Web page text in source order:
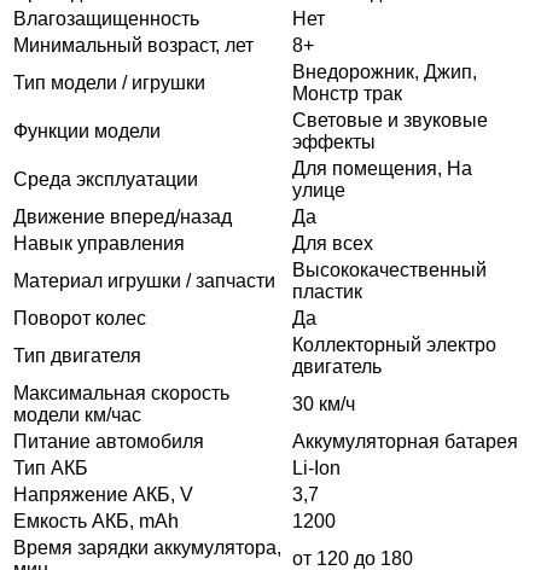
Влагозащищенность
Нет
Минимальный возраст, лет
8+
Тип модели / игрушки
Внедорожник, Джип,
Монстр трак
Функции модели
Световые и звуковые
эффекты
Среда эксплуатации
Для помещения, На
улице
Движение вперед/назад
Да
Навык управления
Для всех
Материал игрушки / запчасти
Высококачественный
пластик
Поворот колес
Да
Тип двигателя
Коллекторный электро
двигатель
Максимальная скорость
модели км/час
30 км/ч
Питание автомобиля
Аккумуляторная батарея
Тип АКБ
Li-Ion
Напряжение АКБ, V
3,7
Емкость АКБ, mAh
1200
Время зарядки аккумулятора,
от 120 до 180